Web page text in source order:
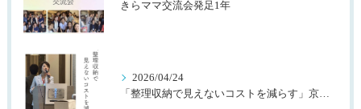
きらママ交流会発足1年
2026/04/24
「整理収納で見えないコストを減らす」京都桂川ロータリークラブ様主催